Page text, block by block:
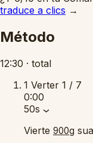
traduce a clics →
Método
12:30 · total
1 Verter 1 / 7
0:00
50s
Vierte 900g